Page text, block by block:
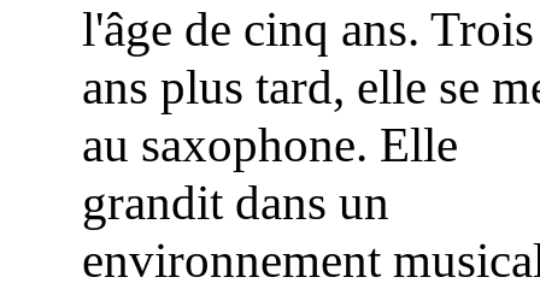
l'âge de cinq ans. Trois
ans plus tard, elle se
au saxophone. Elle
grandit dans un
environnement